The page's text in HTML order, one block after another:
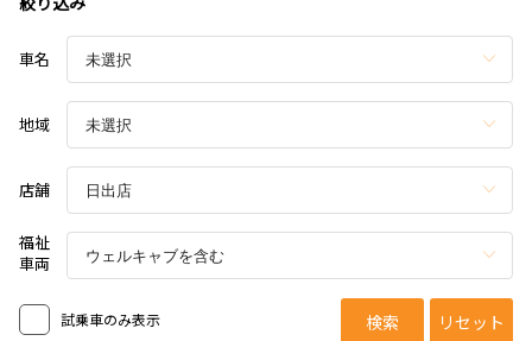
車名
地域
店舗
福祉
車両
試乗車のみ表示 検索 リセット